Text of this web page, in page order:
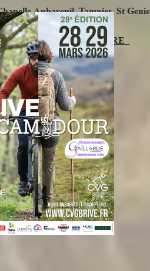
Aubareuil, Tamnies, St
CHANGEMENT D'HEURE